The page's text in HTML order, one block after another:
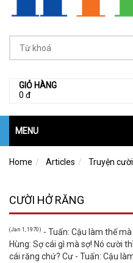
GIỎ HÀNG
0 đ
MENU
Home Articles Truyện
CƯỜI HỞ RĂNG
(Jan 1, 1970) - Tuấn: Cậu làm thế
Hùng: Sợ cái gì mà sợ! Nó cười
cái răng chứ? Cư - Tuấn: Cậu